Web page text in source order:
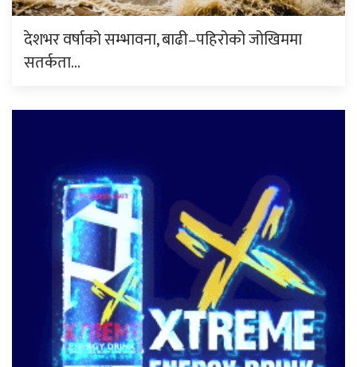
देशभर वर्षाको सम्भावना, बाढी–पहिरोको जोखिममा
सतर्कता…